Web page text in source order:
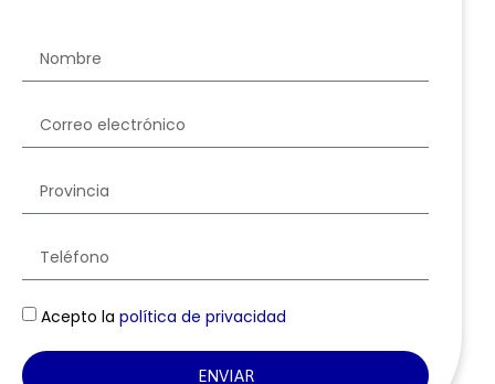
Acepto la política de privacidad
ENVIAR